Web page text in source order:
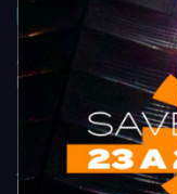
Acompanhe todas as
Fortaleza. Dicas,